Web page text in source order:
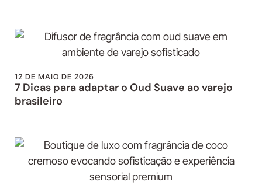
12 DE MAIO DE 2026
7 Dicas para adaptar o Oud Suave ao varejo
brasileiro